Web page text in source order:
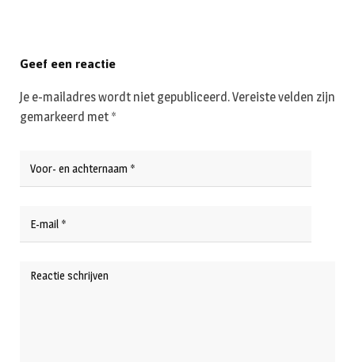
Geef een reactie
Je e-mailadres wordt niet gepubliceerd.Vereiste velden zijn
gemarkeerd met *